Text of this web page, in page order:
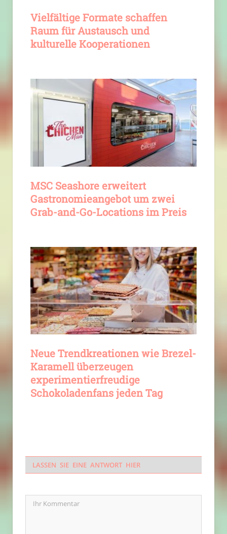
Vielfältige Formate schaffen
Raum für Austausch und
kulturelle Kooperationen
MSC Seashore erweitert
Gastronomieangebot um zwei
Grab-and-Go-Locations im Preis
Neue Trendkreationen wie Brezel-
Karamell überzeugen
experimentierfreudige
Schokoladenfans jeden Tag
LASSEN SIE EINE ANTWORT HIER